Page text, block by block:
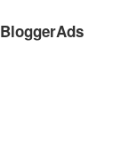
BloggerAds